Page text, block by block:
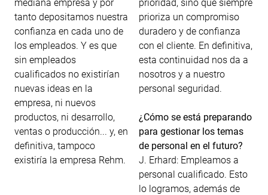
mediana empresa y por
tanto depositamos nuestra
confianza en cada uno de
los empleados. Y es que
sin empleados
cualificados no existirían
nuevas ideas en la
empresa, ni nuevos
productos, ni desarrollo,
ventas o producción... y, en
definitiva, tampoco
existiría la empresa Rehm.
prioridad, sino que siempre
prioriza un compromiso
duradero y de confianza
con el cliente. En definitiva,
esta continuidad nos da a
nosotros y a nuestro
personal seguridad.
¿Cómo se está preparando
para gestionar los temas
de personal en el futuro?
J. Erhard: Empleamos a
personal cualificado. Esto
lo logramos, además de